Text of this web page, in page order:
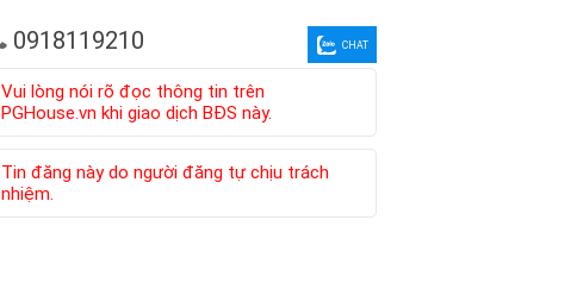
0918119210 CHAT
Vui lòng nói rõ đọc thông tin trên
PGHouse.vn khi giao dịch BĐS này.
Tin đăng này do người đăng tự chịu trách
nhiệm.